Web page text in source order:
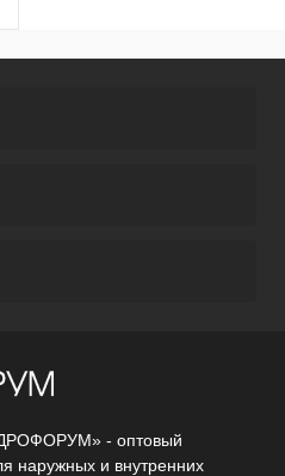
- оптовый
наружных и внутренних